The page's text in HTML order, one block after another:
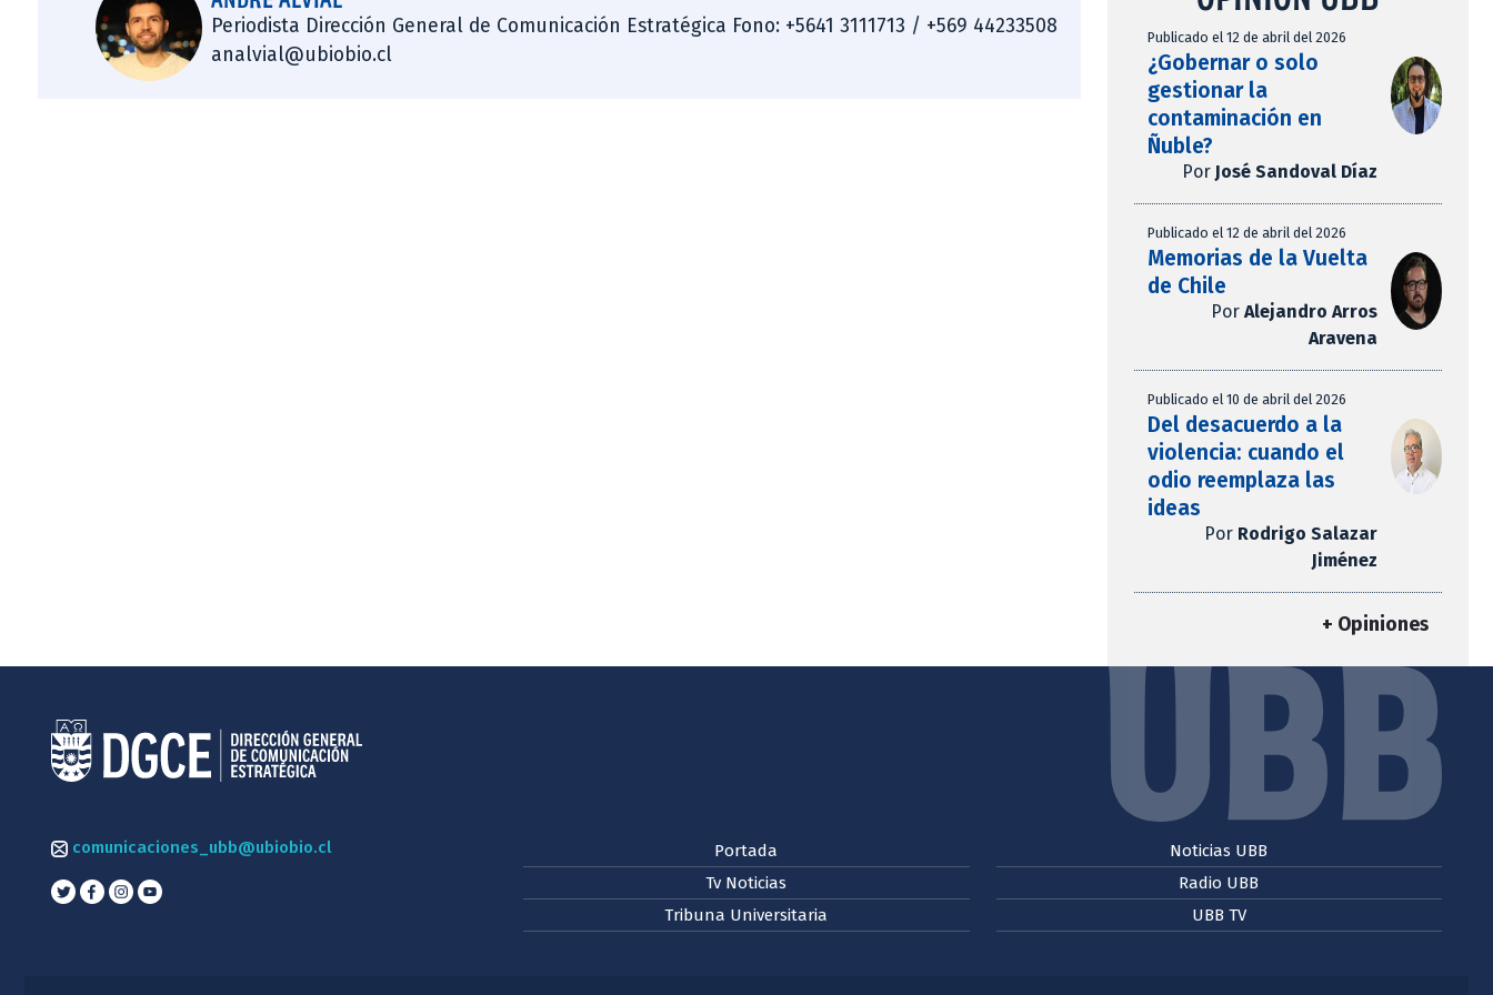
Periodista Dirección General de Comunicación Estratégica Fono: +5641 3111713 / +569 44233508
analvial@ubiobio.cl
Publicado el 12 de abril del 2026
¿Gobernar o solo
gestionar la
contaminación en
Ñuble?
Por José Sandoval Díaz
Publicado el 12 de abril del 2026
Memorias de la Vuelta
de Chile
Por Alejandro Arros
Aravena
Publicado el 10 de abril del 2026
Del desacuerdo a la
violencia: cuando el
odio reemplaza las
ideas
Por Rodrigo Salazar
Jiménez
+ Opiniones
comunicaciones_ubb@ubiobio.cl
Portada
Tv Noticias
Tribuna Universitaria
Noticias UBB
Radio UBB
UBB TV